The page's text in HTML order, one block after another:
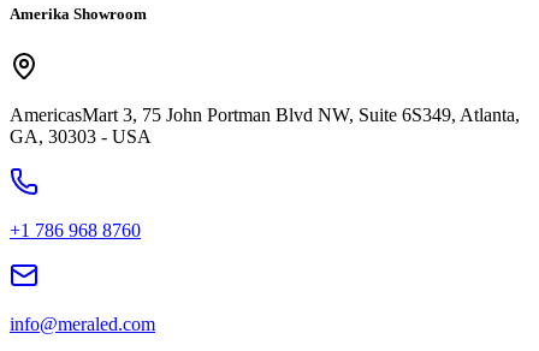
Amerika Showroom
AmericasMart 3, 75 John Portman Blvd NW, Suite 6S349, Atlanta,
GA, 30303 - USA
+1 786 968 8760
info@meraled.com